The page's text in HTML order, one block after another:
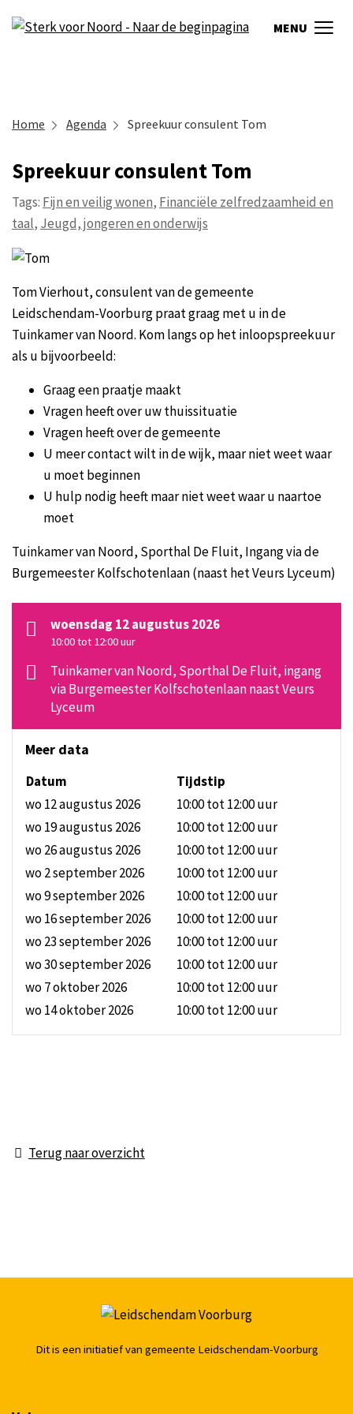
MENU
Home Agenda Spreekuur consulent Tom
Spreekuur consulent Tom
Tags: Fijn en veilig wonen, Financiële zelfredzaamheid en
taal, Jeugd, jongeren en onderwijs
Tom Vierhout, consulent van de gemeente
Leidschendam-Voorburg praat graag met u in de
Tuinkamer van Noord. Kom langs op het inloopspreekuur
als u bijvoorbeeld:
Graag een praatje maakt
Vragen heeft over uw thuissituatie
Vragen heeft over de gemeente
U meer contact wilt in de wijk, maar niet weet waar
u moet beginnen
U hulp nodig heeft maar niet weet waar u naartoe
moet
Tuinkamer van Noord, Sporthal De Fluit, Ingang via de
Burgemeester Kolfschotenlaan (naast het Veurs Lyceum)
woensdag 12 augustus 2026
10:00 tot 12:00uur
Tuinkamer van Noord, Sporthal De Fluit, ingang
via Burgemeester Kolfschotenlaan naast Veurs
Lyceum
Meer data
Datum
Tijdstip
wo 12 augustus 2026
10:00 tot 12:00uur
wo 19 augustus 2026
10:00 tot 12:00uur
wo 26 augustus 2026
10:00 tot 12:00uur
wo 2 september 2026
10:00 tot 12:00uur
wo 9 september 2026
10:00 tot 12:00uur
wo 16 september 2026
10:00 tot 12:00uur
wo 23 september 2026
10:00 tot 12:00uur
wo 30 september 2026
10:00 tot 12:00uur
wo 7 oktober 2026
10:00 tot 12:00uur
wo 14 oktober 2026
10:00 tot 12:00uur
Terug naar overzicht
Dit is een initiatief van gemeente Leidschendam-Voorburg